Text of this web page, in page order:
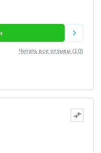
Читать все отзывы (10)